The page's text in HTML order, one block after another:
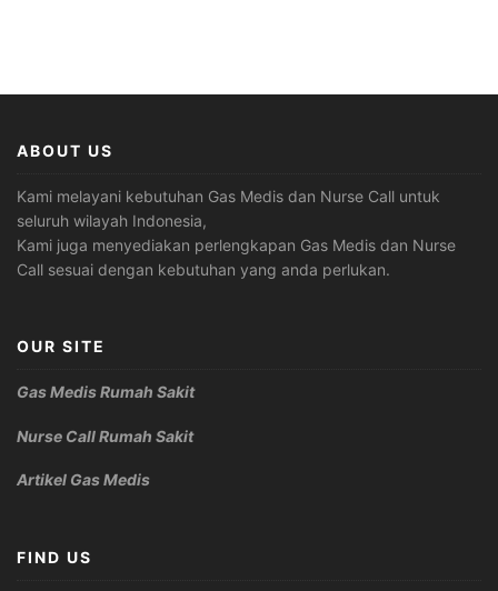
ABOUT US
Kami melayani kebutuhan Gas Medis dan Nurse Call untuk
seluruh wilayah Indonesia,
Kami juga menyediakan perlengkapan Gas Medis dan Nurse
Call sesuai dengan kebutuhan yang anda perlukan.
OUR SITE
Gas Medis Rumah Sakit
Nurse Call Rumah Sakit
Artikel Gas Medis
FIND US